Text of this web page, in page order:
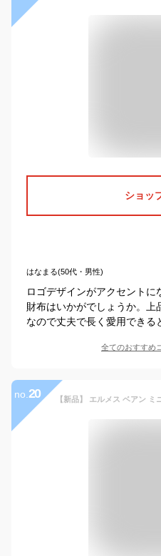
ショッ
はなまる(50代・男性)
ロゴデザインがアクセント
財布はいかがでしょうか。
なので丈夫で長く愛用できる
全てのおすすめ
no. 20